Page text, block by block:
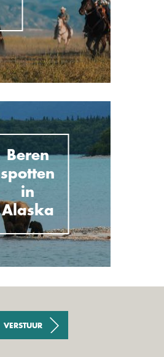
Beren
spotten
in
Alaska
VERSTUUR